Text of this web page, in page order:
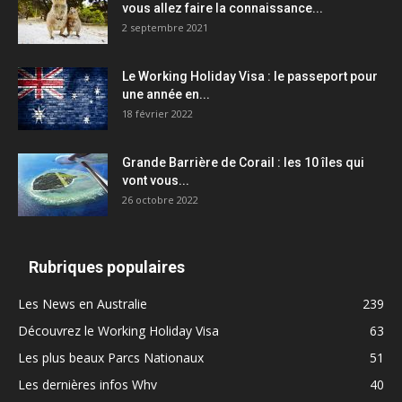
vous allez faire la connaissance...
2 septembre 2021
Le Working Holiday Visa : le passeport pour
une année en...
18 février 2022
Grande Barrière de Corail : les 10 îles qui
vont vous...
26 octobre 2022
Rubriques populaires
Les News en Australie
239
Découvrez le Working Holiday Visa
63
Les plus beaux Parcs Nationaux
51
Les dernières infos Whv
40